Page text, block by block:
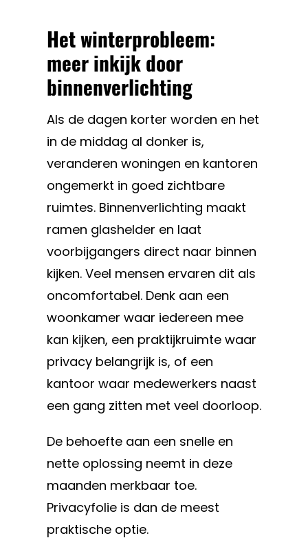
Het winterprobleem:
meer inkijk door
binnenverlichting
Als de dagen korter worden en het
in de middag al donker is,
veranderen woningen en kantoren
ongemerkt in goed zichtbare
ruimtes. Binnenverlichting maakt
ramen glashelder en laat
voorbijgangers direct naar binnen
kijken. Veel mensen ervaren dit als
oncomfortabel. Denk aan een
woonkamer waar iedereen mee
kan kijken, een praktijkruimte waar
privacy belangrijk is, of een
kantoor waar medewerkers naast
een gang zitten met veel doorloop.
De behoefte aan een snelle en
nette oplossing neemt in deze
maanden merkbaar toe.
Privacyfolie is dan de meest
praktische optie.